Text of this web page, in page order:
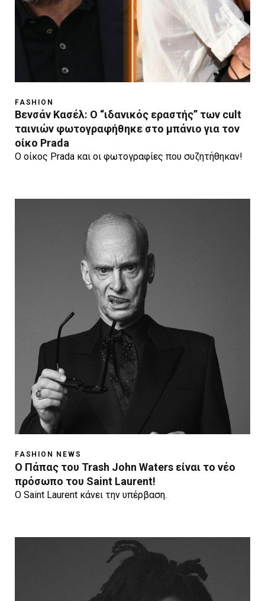
FASHION
Βενσάν Κασέλ: O “ιδανικός εραστής” των cult
ταινιών φωτογραφήθηκε στο μπάνιο για τον
οίκο Prada
Ο οίκος Prada και οι φωτογραφίες που συζητήθηκαν!
FASHION NEWS
O Πάπας του Trash John Waters είναι το νέο
πρόσωπο του Saint Laurent!
O Saint Laurent κάνει την υπέρβαση.